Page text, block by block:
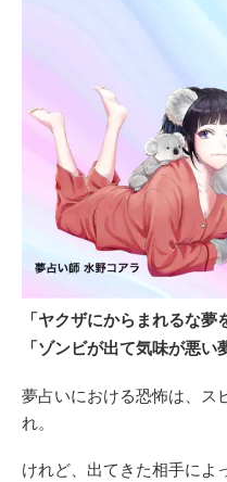
「ヤクザにからまれるな夢
「ゾンビが出て気味が悪い
夢占いにおける恐怖は、ス
れ。
けれど、出てきた相手によ